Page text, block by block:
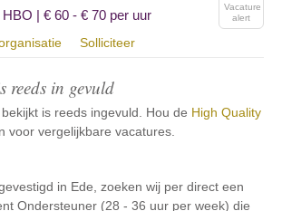
Vacature
alert
| € 60 - € 70 per uur
Solliciteer
reeds in gevuld
is reeds ingevuld. Hou de High Quality
voor vergelijkbare vacatures.
in Ede, zoeken wij per direct een
Ondersteuner (28 - 36 uur per week) die